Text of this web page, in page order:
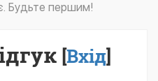
Будьте першим!
[Вхід]